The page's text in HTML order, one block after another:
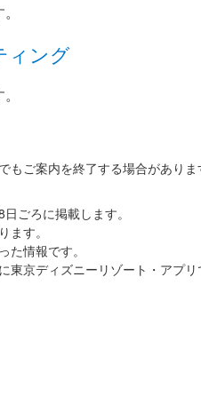
ィング
もご案内を終了する場合がありま
ごろに掲載します。
ます。
た情報です。
東京ディズニーリゾート・アプ